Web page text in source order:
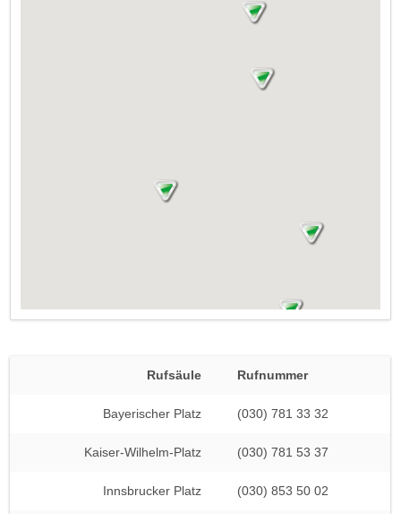
Rufsäule Rufnummer
Bayerischer Platz (030) 781 33 32
Kaiser-Wilhelm-Platz (030) 781 53 37
Innsbrucker Platz (030) 853 50 02